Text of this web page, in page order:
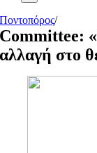
Ποντοπόρος/
Committee:
αλλαγή στο